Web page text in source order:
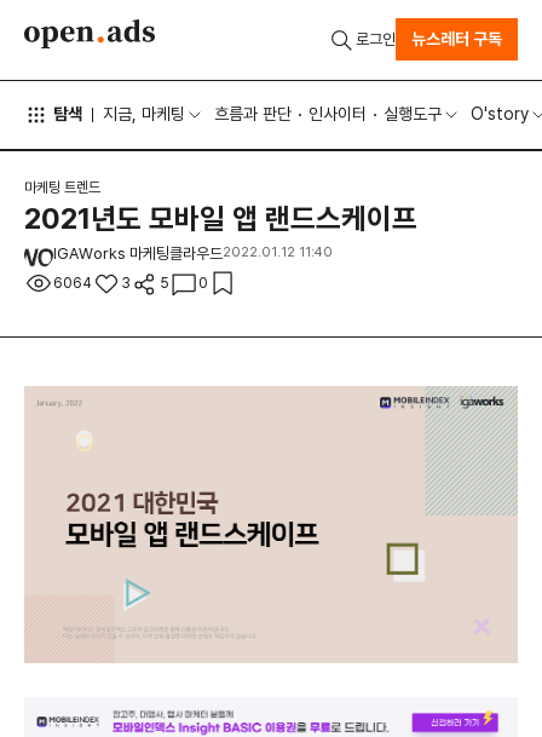
탐색 지금, 마케팅 흐름과 판단 인사이터 실행도구 O'story
로그인 뉴스레터 구독
마케팅 트렌드
2021년도 모바일 앱 랜드스케이프
IGAWorks 마케팅클라우드2022.01.12 11:40
6064 3 5 0